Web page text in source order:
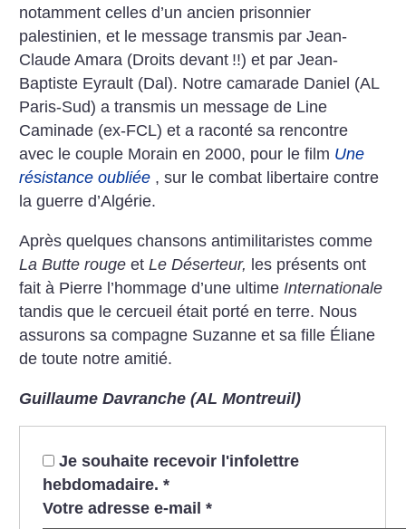
notamment celles d’un ancien prisonnier
palestinien, et le message transmis par Jean-
Claude Amara (Droits devant !!) et par Jean-
Baptiste Eyrault (Dal). Notre camarade Daniel (AL
Paris-Sud) a transmis un message de Line
Caminade (ex-FCL) et a raconté sa rencontre
avec le couple Morain en 2000, pour le film Une
résistance oubliée , sur le combat libertaire contre
la guerre d’Algérie.
Après quelques chansons antimilitaristes comme
La Butte rouge etLe Déserteur, les présents ont
fait à Pierre l’hommage d’une ultime Internationale
tandis que le cercueil était porté en terre. Nous
assurons sa compagne Suzanne et sa fille Éliane
de toute notre amitié.
Guillaume Davranche (AL Montreuil)
Je souhaite recevoir l'infolettre
hebdomadaire. *
Votre adresse e-mail *